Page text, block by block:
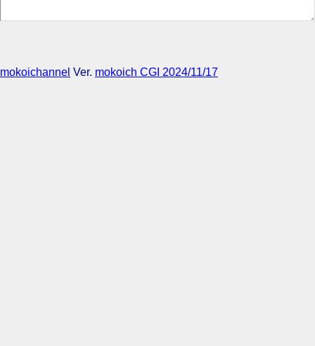
mokoichannel Ver. mokoich CGI 2024/11/17